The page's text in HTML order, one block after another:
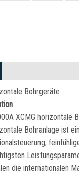
Bohrgeräte
XCMG horizontale
Bohranlage ist
die internationalen